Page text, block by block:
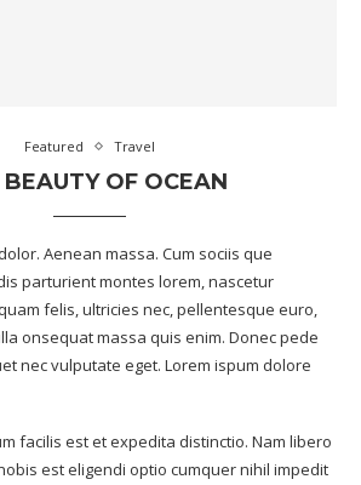
Featured Travel
BEAUTY OF OCEAN
Aenean massa. Cum sociis que
parturient montes lorem, nascetur
felis, ultricies nec, pellentesque euro,
onsequat massa quis enim. Donec pede
nec vulputate eget. Lorem ispum dolore
facilis est et expedita distinctio. Nam libero
est eligendi optio cumquer nihil impedit